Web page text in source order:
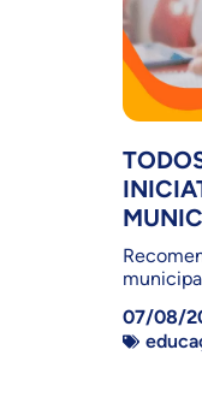
07/08/